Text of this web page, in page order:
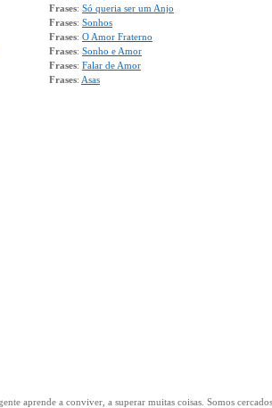
Frases: Só queria ser um Anjo
Frases: Sonhos
Frases: O Amor Fraterno
Frases: Sonho e Amor
Frases: Falar de Amor
Frases: Asas
aprende a conviver, a superar muitas coisas. Somos